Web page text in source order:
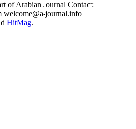
of Arabian Journal Contact:
welcome@a-journal.info
HitMag.